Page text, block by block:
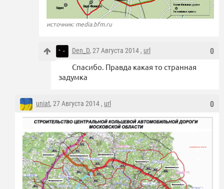
источник: media.bfm.ru
0
Den_D, 27 Августа 2014 , url
Спасибо. Правда какая то странная
задумка
0
uniat, 27 Августа 2014 , url